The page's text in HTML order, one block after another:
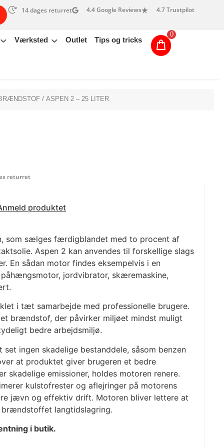
14 dages returret 4.4 Google Reviews 4.7 Trustpilot
Værksted Outlet Tips og tricks
0
/ ASPEN 2 – 25 LITER
returret
produktet
som sælges færdigblandet med to procent af
Aspen 2 kan anvendes til forskellige slags
En sådan motor findes eksempelvis i en
jordvibrator, skæremaskine,
i tæt samarbejde med professionelle brugere.
brændstof, der påvirker miljøet mindst muligt
bedre arbejdsmiljø.
ingen skadelige bestanddele, såsom benzen
at produktet giver brugeren et bedre
skadelige emissioner, holdes motoren renere.
kulstofrester og aflejringer på motorens
jævn og effektiv drift. Motoren bliver lettere at
langtidslagring.
i butik.